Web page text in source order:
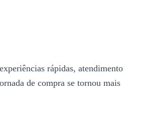
rápidas, atendimento
de compra se tornou mais